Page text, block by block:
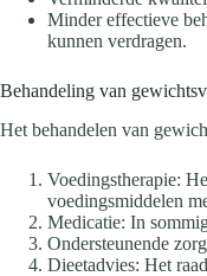
Minder effectieve
kunnen verdragen.
Behandeling van
Het behandelen van
Voedingstherapie:
voedingsmiddelen
Medicatie: In
Ondersteunende
Dieetadvies: Het